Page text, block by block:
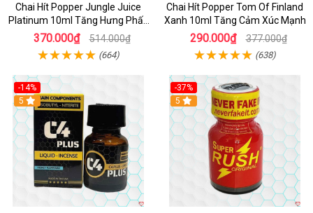
Chai Hít Popper Jungle Juice
Platinum 10ml Tăng Hưng Phấn
Mạnh
370.000₫ 514.000₫
(664)
Chai Hít Popper Tom Of Finland
Xanh 10ml Tăng Cảm Xúc Mạnh
290.000₫ 377.000₫
(638)
-14%
5
-37%
5